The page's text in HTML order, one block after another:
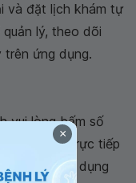
và đặt lịch khám tự
quản lý, theo dõi
trên ứng dụng.
vui lòng bấm số
đặt lịch trực tiếp
trên ứng dụng
×